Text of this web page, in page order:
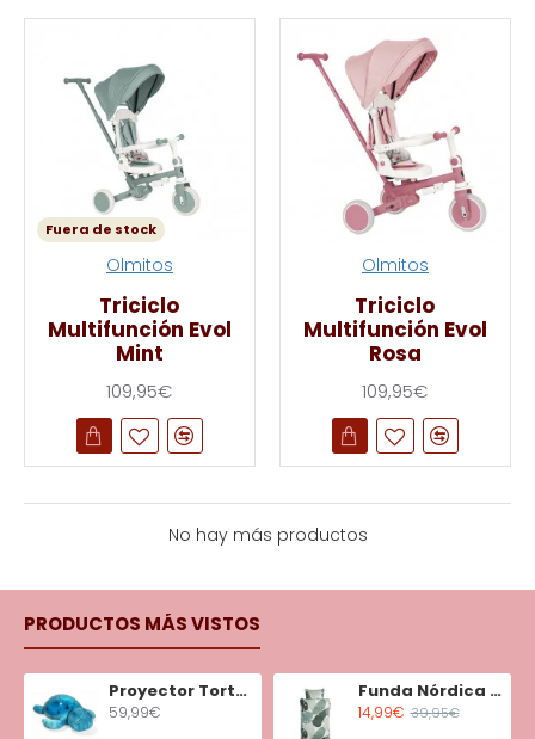
Fuera de stock
Olmitos
Triciclo
Multifunción Evol
Mint
109,95€
Olmitos
Triciclo
Multifunción Evol
Rosa
109,95€
No hay más productos
PRODUCTOS MÁS VISTOS
Proyector Tortuga Tranquila Aqua
59,99€
Funda Nórdica Minicuna Tiny Tropics
14,99€ 39,95€